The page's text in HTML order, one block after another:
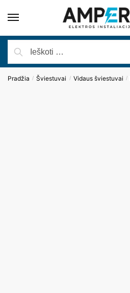
Pradžia / Šviestuvai / Vidaus šviestuvai /